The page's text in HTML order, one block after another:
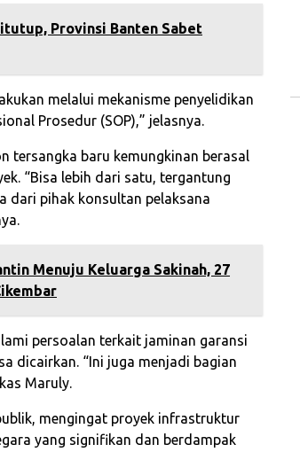
Provinsi Banten Sabet
melalui mekanisme penyelidikan
Prosedur (SOP),” jelasnya.
tersangka baru kemungkinan berasal
“Bisa lebih dari satu, tergantung
dari pihak konsultan pelaksana
Menuju Keluarga Sakinah, 27
persoalan terkait jaminan garansi
dicairkan. “Ini juga menjadi bagian
Maruly.
mengingat proyek infrastruktur
yang signifikan dan berdampak